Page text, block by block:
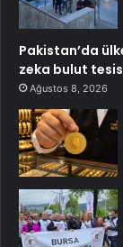
Pakistan’da
zeka bulut
Ağustos 8, 2026